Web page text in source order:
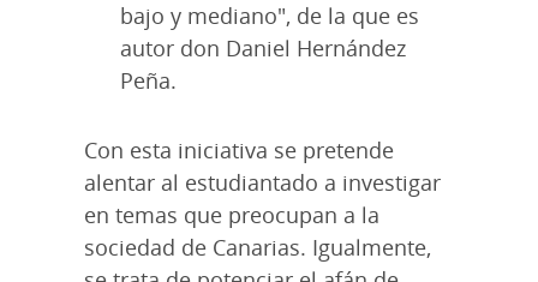
bajo y mediano", de la que es
autor don Daniel Hernández
Peña.
Con esta iniciativa se pretende
alentar al estudiantado a investigar
en temas que preocupan a la
sociedad de Canarias. Igualmente,